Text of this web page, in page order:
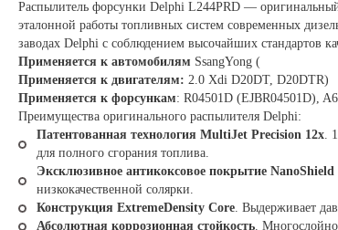
Распылитель форсунки Delphi L244PRD —
эталонной работы топливных систем современных
заводах Delphi с соблюдением высочайших стандартов
Применяется к автомобилям SsangYong (
Применяется к двигателям: 2.0 Xdi D20DT, D20DTR)
Применяется к форсункам: R04501D (EJBR04501D),
Преимущества оригинального распылителя Delphi:
Патентованная технология MultiJet Precision 12x.
для полного сгорания топлива.
Эксклюзивное антикоксовое покрытие NanoShield
низкокачественной солярки.
Конструкция ExtremeDensity Core. Выдерживает
Абсолютная коррозионная стойкость.